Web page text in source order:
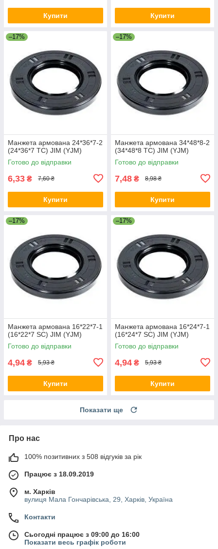
Купити Купити
–17%
Манжета армована 24*36*7-2
(24*36*7 TC) JIM (YJM)
Готово до відправки
6,33 ₴ 7,60 ₴
Купити
–17%
Манжета армована 34*48*8-2
(34*48*8 TC) JIM (YJM)
Готово до відправки
7,48 ₴ 8,98 ₴
Купити
–17%
Манжета армована 16*22*7-1
(16*22*7 SC) JIM (YJM)
Готово до відправки
4,94 ₴ 5,93 ₴
Купити
–17%
Манжета армована 16*24*7-1
(16*24*7 SC) JIM (YJM)
Готово до відправки
4,94 ₴ 5,93 ₴
Купити
Показати ще
Про нас
100% позитивних з 508 відгуків за рік
Працює з 18.09.2019
м. Харків
вулиця Мала Гончарівська, 29, Харків, Україна
Контакти
Сьогодні працює з 09:00 до 16:00
Показати весь графік роботи